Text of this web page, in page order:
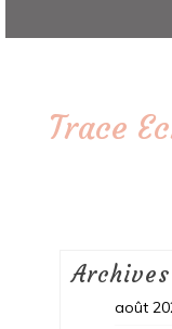
Trace
Archives
août